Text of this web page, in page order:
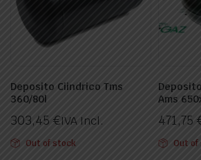
Deposito Ciindrico Tms
360/80l
303,45 €IVA Incl.
Out of stock
Ams
471,75
Out of